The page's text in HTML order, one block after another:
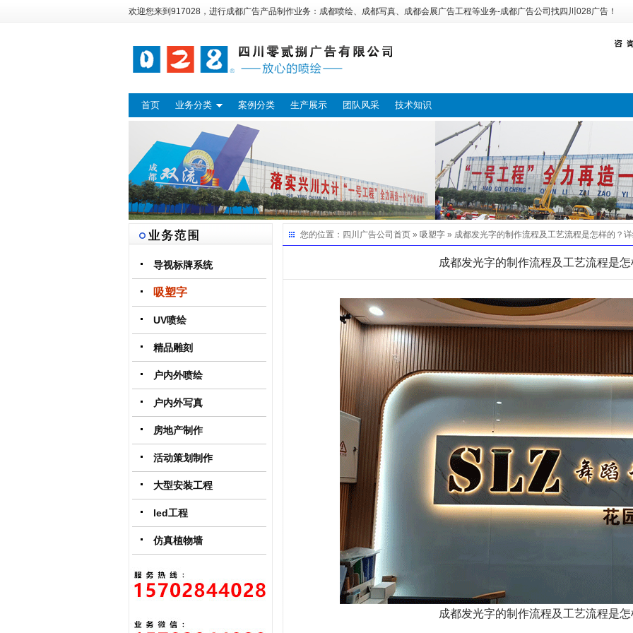
欢迎您来到917028，进行成都广告产品制作业务： 成都喷绘、 成都写真、 成都会展广告工程等业务-成都广告公司 找四川028广告 ！
首页 业务分类 案例分类 生产展示 团队风采 技术知识
导视标牌系统
吸塑字
UV喷绘
精品雕刻
户内外喷绘
户内外写真
房地产制作
活动策划制作
大型安装工程
led工程
仿真植物墙
您的位置： 四川广告公司 首页 » 吸塑字 » 成都发光字的制作流程及工艺流程是怎样的？
成都发光字的制作流程及工艺流程是
成都发光字的制作流程及工艺流程是